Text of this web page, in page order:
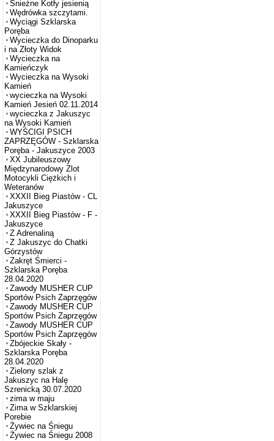
Śnieżne Kotły jesienią
Wędrówka szczytami.
Wyciągi Szklarska
Poręba
Wycieczka do Dinoparku
i na Złoty Widok
Wycieczka na
Kamieńczyk
Wycieczka na Wysoki
Kamień
wycieczka na Wysoki
Kamień Jesień 02.11.2014
wycieczka z Jakuszyc
na Wysoki Kamień
WYŚCIGI PSICH
ZAPRZĘGÓW - Szklarska
Poręba - Jakuszyce 2003
XX Jubileuszowy
Międzynarodowy Zlot
Motocykli Ciężkich i
Weteranów
XXXII Bieg Piastów - CL
Jakuszyce
XXXII Bieg Piastów - F -
Jakuszyce
Z Adrenaliną
Z Jakuszyc do Chatki
Górzystów
Zakręt Śmierci -
Szklarska Poręba
28.04.2020
Zawody MUSHER CUP
Sportów Psich Zaprzęgów
Zawody MUSHER CUP
Sportów Psich Zaprzęgów
Zawody MUSHER CUP
Sportów Psich Zaprzęgów
Zbójeckie Skały -
Szklarska Poręba
28.04.2020
Zielony szlak z
Jakuszyc na Halę
Szrenicką 30.07.2020
zima w maju
Zima w Szklarskiej
Porebie
Żywiec na Śniegu
Żywiec na Śniegu 2008